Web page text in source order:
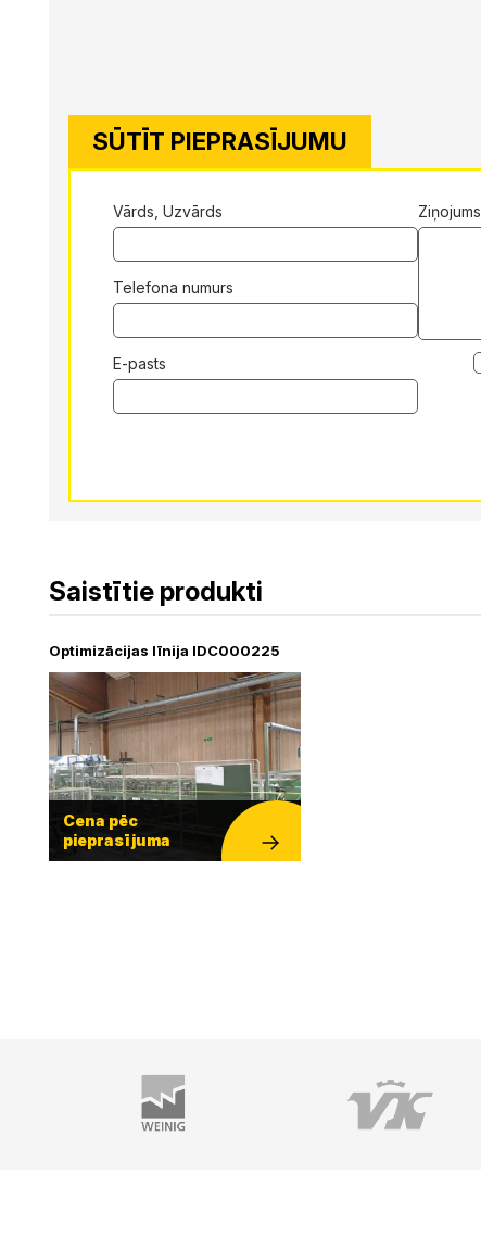
SŪTĪT PIEPRASĪJUMU
Vārds, Uzvārds
Telefona numurs
E-pasts
Ziņojums
Saistītie produkti
Optimizācijas līnija IDC000225
Cena pēc
pieprasījuma